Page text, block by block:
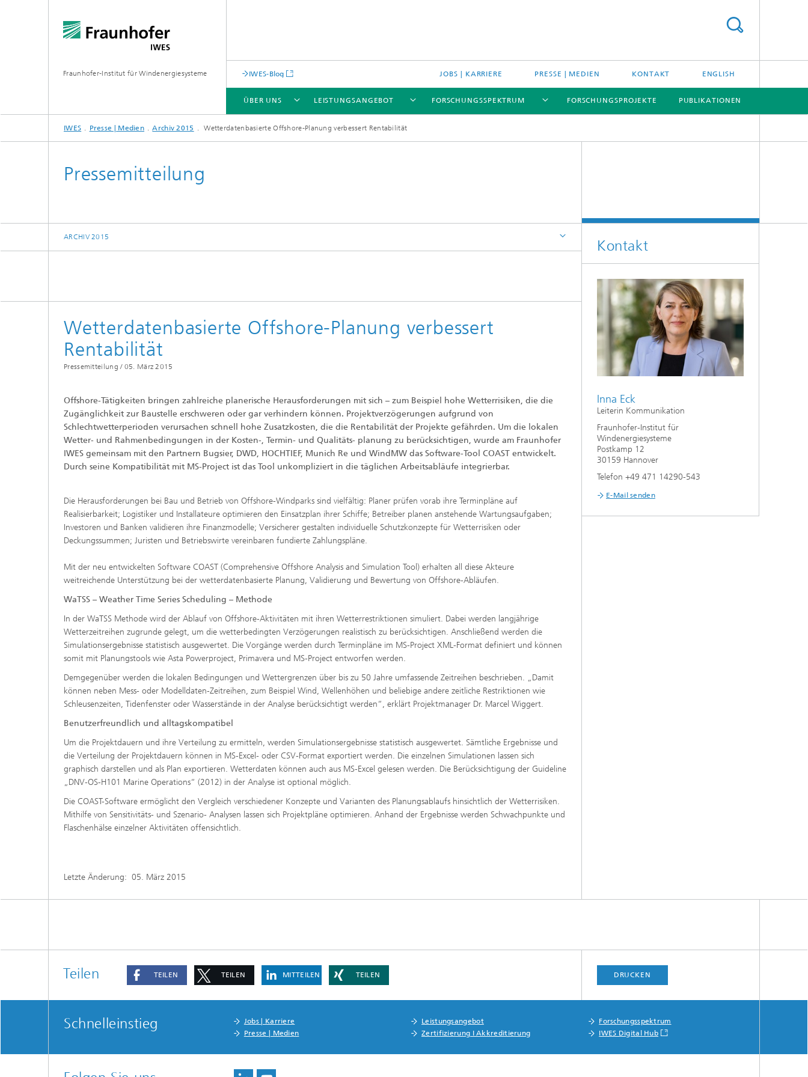
Fraunhofer-Institut für Windenergiesysteme IWES-Blog JOBS | KARRIERE PRESSE | MEDIEN KONTAKT ENGLISH
ÜBER UNS
ÜBER UNS
LEISTUNGSANGEBOT
LEISTUNGSANGEBOT
FORSCHUNGSSPEKTRUM
FORSCHUNGSSPEKTRUM
FORSCHUNGSPROJEKTE PUBLIKATIONEN
IWES Presse | Medien Archiv 2015 Wetterdatenbasierte Offshore-Planung verbessert Rentabilität
Pressemitteilung
ARCHIV 2015
Wetterdatenbasierte Offshore-Planung verbessert
Rentabilität
Pressemitteilung / 05. März 2015
Offshore-Tätigkeiten bringen zahlreiche planerische Herausforderungen mit sich – zum Beispiel hohe Wetterrisiken, die die
Zugänglichkeit zur Baustelle erschweren oder gar verhindern können. Projektverzögerungen aufgrund von
Schlechtwetterperioden verursachen schnell hohe Zusatzkosten, die die Rentabilität der Projekte gefährden. Um die lokalen
Wetter- und Rahmenbedingungen in der Kosten-, Termin- und Qualitäts- planung zu berücksichtigen, wurde am Fraunhofer
IWES gemeinsam mit den Partnern Bugsier, DWD, HOCHTIEF, Munich Re und WindMW das Software-Tool COAST entwickelt.
Durch seine Kompatibilität mit MS-Project ist das Tool unkompliziert in die täglichen Arbeitsabläufe integrierbar.
Die Herausforderungen bei Bau und Betrieb von Offshore-Windparks sind vielfältig: Planer prüfen vorab ihre Terminpläne auf
Realisierbarkeit; Logistiker und Installateure optimieren den Einsatzplan ihrer Schiffe; Betreiber planen anstehende Wartungsaufgaben;
Investoren und Banken validieren ihre Finanzmodelle; Versicherer gestalten individuelle Schutzkonzepte für Wetterrisiken oder
Deckungssummen; Juristen und Betriebswirte vereinbaren fundierte Zahlungspläne.
Mit der neu entwickelten Software COAST (Comprehensive Offshore Analysis and Simulation Tool) erhalten all diese Akteure
weitreichende Unterstützung bei der wetterdatenbasierte Planung, Validierung und Bewertung von Offshore-Abläufen.
WaTSS – Weather Time Series Scheduling – Methode
In der WaTSS Methode wird der Ablauf von Offshore-Aktivitäten mit ihren Wetterrestriktionen simuliert. Dabei werden langjährige
Wetterzeitreihen zugrunde gelegt, um die wetterbedingten Verzögerungen realistisch zu berücksichtigen. Anschließend werden die
Simulationsergebnisse statistisch ausgewertet. Die Vorgänge werden durch Terminpläne im MS-Project XML-Format definiert und können
somit mit Planungstools wie Asta Powerproject, Primavera und MS-Project entworfen werden.
Demgegenüber werden die lokalen Bedingungen und Wettergrenzen über bis zu 50 Jahre umfassende Zeitreihen beschrieben. „Damit
können neben Mess- oder Modelldaten-Zeitreihen, zum Beispiel Wind, Wellenhöhen und beliebige andere zeitliche Restriktionen wie
Schleusenzeiten, Tidenfenster oder Wasserstände in der Analyse berücksichtigt werden“, erklärt Projektmanager Dr. Marcel Wiggert.
Benutzerfreundlich und alltagskompatibel
Um die Projektdauern und ihre Verteilung zu ermitteln, werden Simulationsergebnisse statistisch ausgewertet. Sämtliche Ergebnisse und
die Verteilung der Projektdauern können in MS-Excel- oder CSV-Format exportiert werden. Die einzelnen Simulationen lassen sich
graphisch darstellen und als Plan exportieren. Wetterdaten können auch aus MS-Excel gelesen werden. Die Berücksichtigung der Guideline
„DNV-OS-H101 Marine Operations“ (2012) in der Analyse ist optional möglich.
Die COAST-Software ermöglicht den Vergleich verschiedener Konzepte und Varianten des Planungsablaufs hinsichtlich der Wetterrisiken.
Mithilfe von Sensitivitäts- und Szenario- Analysen lassen sich Projektpläne optimieren. Anhand der Ergebnisse werden Schwachpunkte und
Flaschenhälse einzelner Aktivitäten offensichtlich.
Letzte Änderung: 05. März 2015
Kontakt
Inna Eck
Leiterin Kommunikation
Fraunhofer-Institut für
Windenergiesysteme
Postkamp 12
30159 Hannover
Telefon +49 471 14290-543
E-Mail senden
Teilen TEILEN TEILEN MITTEILEN TEILEN DRUCKEN
Schnelleinstieg Jobs | Karriere Leistungsangebot
Forschungsspektrum
Presse | Medien
Zertifizierung I Akkreditierung IWES Digital Hub